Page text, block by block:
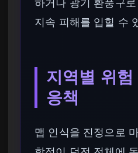
지속 피해를 입힐 수
지역별 위험
응책
맵 인식을 진정으로